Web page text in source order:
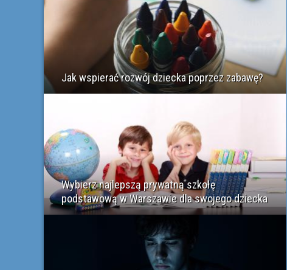
Jak wspierać rozwój dziecka poprzez zabawę?
Wybierz najlepszą prywatną szkołę
podstawową w Warszawie dla swojego dziecka